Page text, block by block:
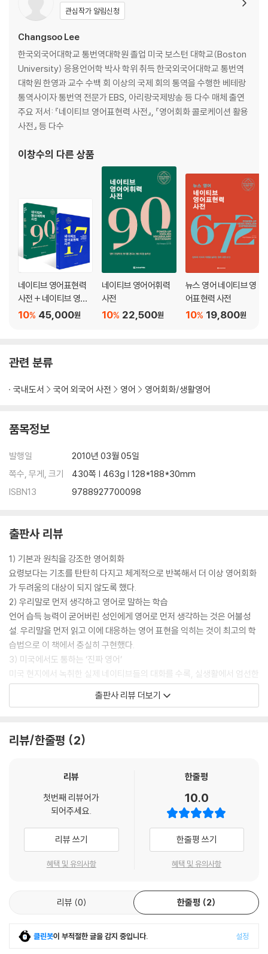
08 TV, 라디오, 영화 What''s on TV tonight?
09 경기 관람 It's five to two.
10 이성 교제 Are you seeing someone now?
11 화장과 패션 I don't wear a lot of makeup.
Chapter 4. 운동 & 다이어트 Workout & Diet
12 건강 I don't feel myself.
13 체중 조절 I need to go on a diet.
14 운동 What kind of exercise do you do?
Chapter 5. 일상 업무 Daily Affairs
15 은행에서 I'd like to open a savings account.
16 우체국에서 I'd like to send this first class.
17 세탁소에서 I'd like this dry-cleaned and pressed.
18 이발소 / 미용실에서 I''d like to get a haircut.
Chapter 6. 물건 사기 Shopping
19 할인점과 슈퍼마켓 Which aisle are the toothbrushes in?
20 계산할 때 I'll pay in cash.
21 교환과 환불 I'd like to return this for a refund.
22 얼마에 샀는지 물어볼 때 How much did you pay for it?
Chapter 7. 외식 Wining & Dining
25 한잔 하러 갈 때 How about a drink after work?
Chapter 8. 전화 Making a Phone Call
27 찾는 사람이 전화를 받을 수 없을 때 He's away from his desk.
28 메시지를 남길 때 Please ask her to call me back.
29 직업과 구직 What do you do for a living, if I may ask?
30 면접 Where did you go to school?
Chapter 10. 학교 생활 School Life
33 수강 신청 I'm taking 6 courses this semester.
34 리포트 I have a History assignment due on Tuesday.
35 시험 I still have one final to go.
관심작가 알림신청
Changsoo Lee
한국외국어대학교 통번역대학원 졸업 미국 보스턴 대학교(Boston
University) 응용언어학 박사 학위 취득 한국외국어대학교 통번역
대학원 한영과 교수 수백 회 이상의 국제 회의 통역을 수행한 베테랑
통역사이자 통번역 전문가 EBS, 아리랑국제방송 등 다수 매체 출연
주요 저서: 『네이티브 영어표현력 사전』, 『영어회화 콜로케이션 활용
사전』 등 다수
이창수의 다른 상품
네이티브 영어표현력
사전 + 네이티브 영어
어휘력 사전 세트
45,000원
10%
네이티브 영어어휘력
사전
22,500원
10%
뉴스 영어 네이티브 영
어표현력 사전
19,800원
10%
관련 분류
국내도서 국어 외국어 사전 영어 영어회화/생활영어
품목정보
발행일
2010년 03월 05일
쪽수, 무게, 크기
430쪽 | 463g | 128*188*30mm
ISBN13
9788927700098
출판사 리뷰
1) 기본과 원칙을 강조한 영어회화
요령보다는 기초를 탄탄히 다지고 체계적으로 반복해서 더 이상 영어회화
가 두려움의 대상이 되지 않도록 했다.
2) 우리말로 먼저 생각하고 영어로 말하는 학습
언어 습득 능력이 굳어버린 성인에게 영어로 먼저 생각하는 것은 어불성
설. 우리말을 먼저 읽고 이에 대응하는 영어 표현을 익히는 것이 최고의 학
습법으로 이 책에서 충실히 구현했다.
3) 미국에서도 통하는 ‘진짜 영어’
미국 현지에서 녹취한 실제 네이티브들의 대화를 수록, 실생활에서 엄선한
70개 주제별 기본표현이 총망라 되어 있으며 미국인과 바로 통하는 ‘진짜
영어의 기초를 다지는 3단계 트레이닝
현들을 3~4가지씩 제시하였습니다. 본문을 들어가기에 앞서 한 번 가벼
운 마음으로 읽어 보고 넘어간다.
Step 1 기본표현 뿌리 내리기
‘기본표현 뿌리 내리기’에서는 각 주제별로 가장 쓰임새가 많은 기본표현
로 바꾸는 훈련을 해보자. 책에 실린 기본 표현들만 마스터하면 웬만한 회
화 기본기는 갖출 수 있다.
Step 2 응용표현 가지 뻗기
출판사 리뷰 더보기
리뷰/한줄평 2
리뷰
첫번째 리뷰어가
되어주세요.
리뷰 쓰기
혜택 및 유의사항
한줄평
10.0
한줄평 쓰기
혜택 및 유의사항
리뷰 0 한줄평 2
클린봇이 부적절한 글을 감지 중입니다. 설정